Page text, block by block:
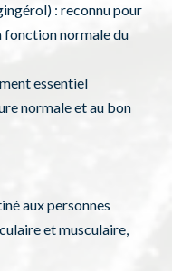
: reconnu pour
fonction normale du
essentiel
normale et au bon
aux personnes
et musculaire,